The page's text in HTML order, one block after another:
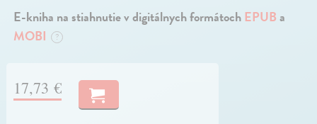
E-kniha na stiahnutie v digitálnych formátochEPUBa
MOBI
?
17,73 €